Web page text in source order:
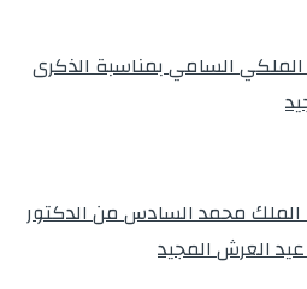
السامي بمناسبة الذكرى
الملك محمد السادس من الدكتور
العرش المجيد